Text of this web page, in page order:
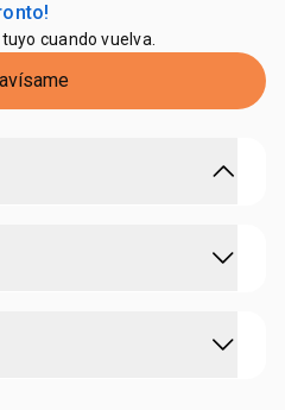
cuando vuelva.
avísame
ciclo
su total absorción.